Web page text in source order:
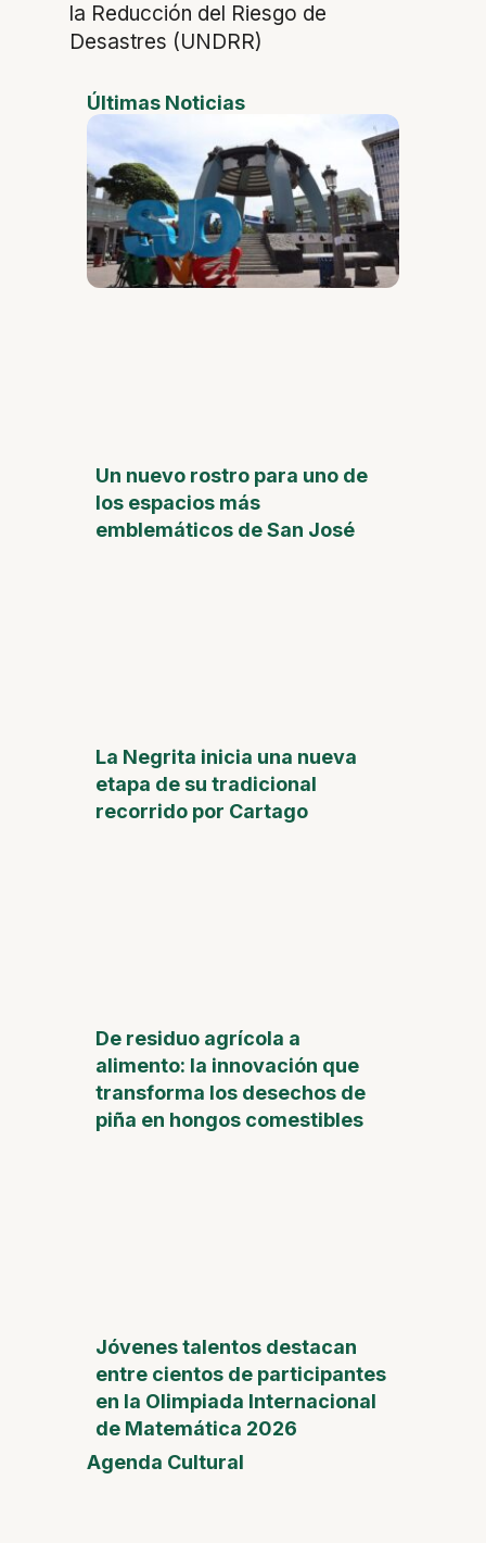
la Reducción del Riesgo de
Desastres (UNDRR)
Últimas Noticias
Un nuevo rostro para uno de
los espacios más
emblemáticos de San José
La Negrita inicia una nueva
etapa de su tradicional
recorrido por Cartago
De residuo agrícola a
alimento: la innovación que
transforma los desechos de
piña en hongos comestibles
Jóvenes talentos destacan
entre cientos de participantes
en la Olimpiada Internacional
de Matemática 2026
Agenda Cultural